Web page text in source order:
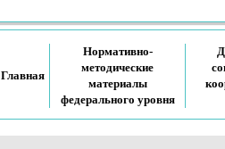
Главная
Нормативно-
методические
материалы
федерального уровня